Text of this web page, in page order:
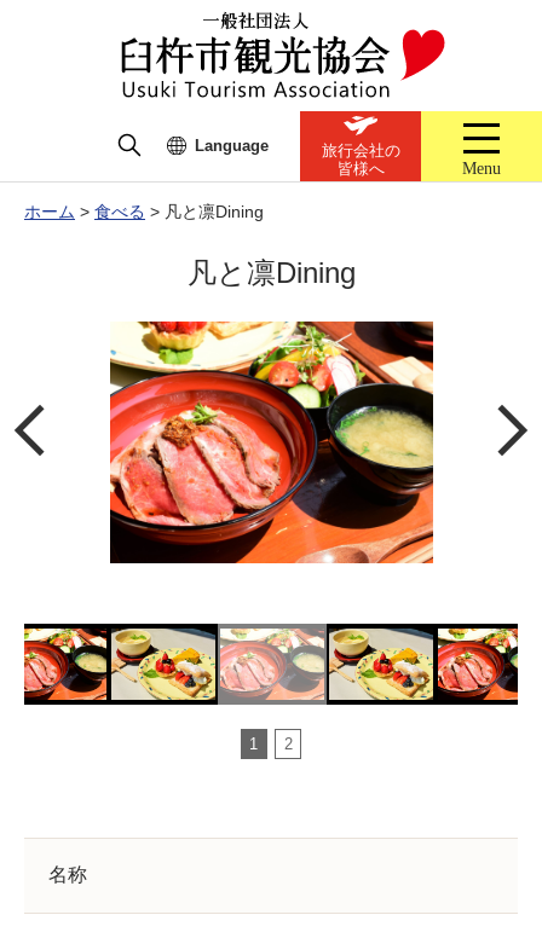
Language
旅行会社の
皆様へ
Menu
ホーム > 食べる > 凡と凛Dining
凡と凛Dining
1 2
名称